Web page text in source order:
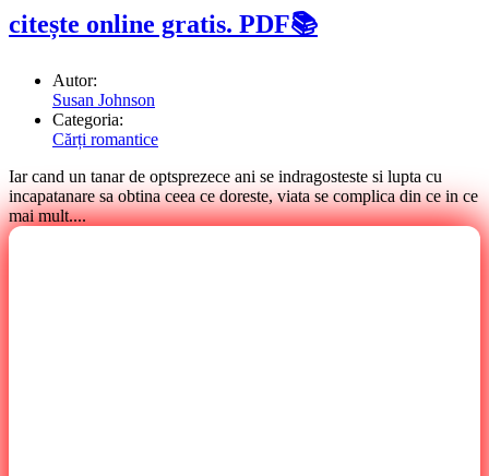
citește online gratis. PDF📚
Autor:
Susan Johnson
Categoria:
Cărți romantice
Iar cand un tanar de optsprezece ani se indragosteste si lupta cu
incapatanare sa obtina ceea ce doreste, viata se complica din ce in ce
mai mult....